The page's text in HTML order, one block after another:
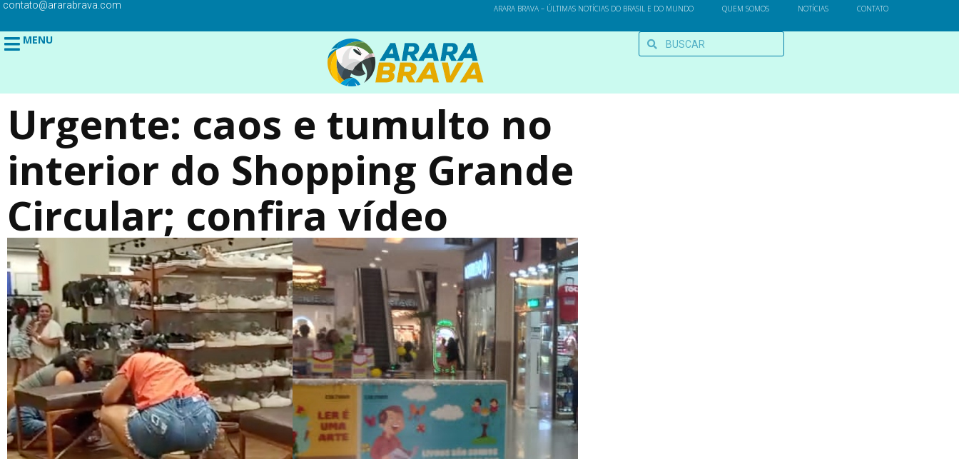
contato@ararabrava.com ARARA BRAVA – ÚLTIMAS NOTÍCIAS DO BRASIL E DO MUNDO QUEM SOMOS NOTÍCIAS CONTATO
MENU
Urgente: caos e tumulto no
interior do Shopping Grande
Circular; confira vídeo